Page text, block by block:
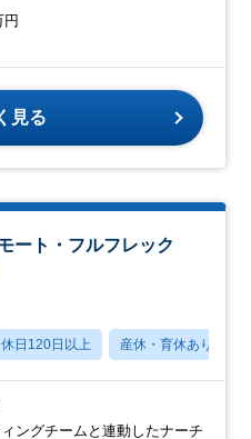
円
見る
ート・フルフレック
休日120日以上 産休・育休あり
ィングチームと連動したナーチ